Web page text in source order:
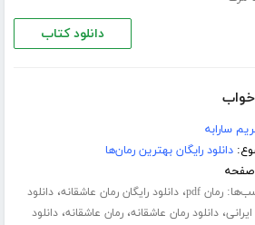
دانلود کتاب
خواب
سارابه
دانلود رایگان بهترین رمان‌ها
رمان pdf ،دانلود رایگان رمان عاشقانه،دانلود
،دانلود رمان عاشقانه،رمان عاشقانه،دانلود